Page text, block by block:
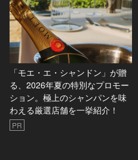
「モエ・エ・シャンドン」が贈
る、2026年夏の特別なプロモー
ション。極上のシャンパンを味
わえる厳選店舗を一挙紹介！
PR